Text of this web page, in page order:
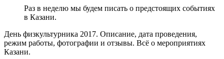
Раз в неделю мы будем писать о предстоящих событиях
в Казани.
День физкультурника 2017. Описание, дата проведения,
режим работы, фотографии и отзывы. Всё о мероприятиях
Казани.